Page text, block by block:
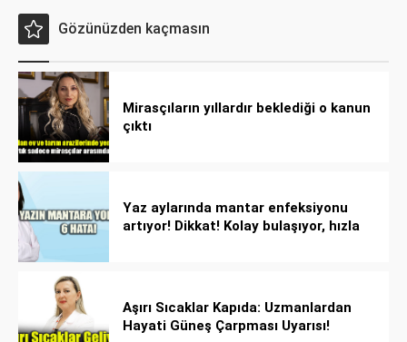
Gözünüzden kaçmasın
Mirasçıların yıllardır beklediği o kanun
çıktı
Yaz aylarında mantar enfeksiyonu
artıyor! Dikkat! Kolay bulaşıyor, hızla
Aşırı Sıcaklar Kapıda: Uzmanlardan
Hayati Güneş Çarpması Uyarısı!